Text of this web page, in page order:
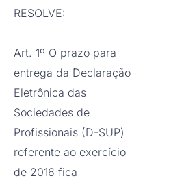
RESOLVE:
Art. 1º O prazo para
entrega da Declaração
Eletrônica das
Sociedades de
Profissionais (D-SUP)
referente ao exercício
de 2016 fica